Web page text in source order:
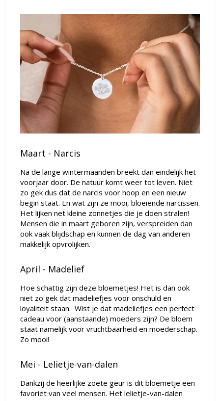
Maart - Narcis
Na de lange wintermaanden breekt dan eindelijk het
voorjaar door. De natuur komt weer tot leven. Niet
zo gek dus dat de narcis voor hoop en een nieuw
begin staat. En wat zijn ze mooi, bloeiende narcissen.
Het lijken net kleine zonnetjes die je doen stralen!
Mensen die in maart geboren zijn, verspreiden dan
ook vaak blijdschap en kunnen de dag van anderen
makkelijk opvrolijken.
April - Madelief
Hoe schattig zijn deze bloemetjes! Het is dan ook
niet zo gek dat madeliefjes voor onschuld en
loyaliteit staan. Wist je dat madeliefjes een perfect
cadeau voor (aanstaande) moeders zijn? De bloem
staat namelijk voor vruchtbaarheid en moederschap.
Zo mooi!
Mei - Lelietje-van-dalen
Dankzij de heerlijke zoete geur is dit bloemetje een
favoriet van veel mensen. Het lelietje-van-dalen